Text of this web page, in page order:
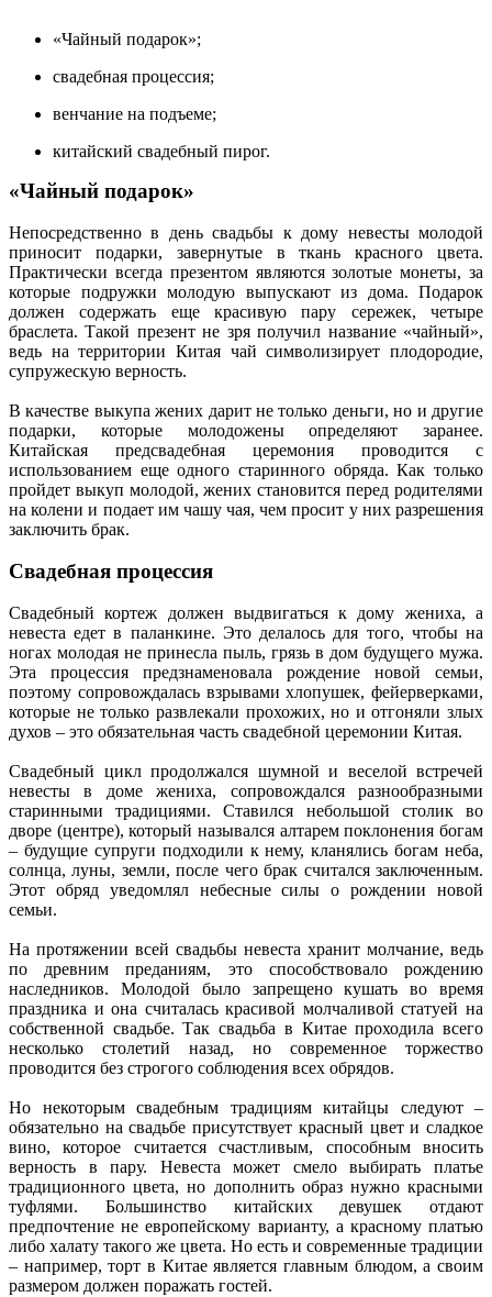
«Чайный подарок»;
свадебная процессия;
венчание на подъеме;
китайский свадебный пирог.
«Чайный подарок»
Непосредственно в день свадьбы к дому невесты молодой
приносит подарки, завернутые в ткань красного цвета.
Практически всегда презентом являются золотые монеты, за
которые подружки молодую выпускают из дома. Подарок
должен содержать еще красивую пару сережек, четыре
браслета. Такой презент не зря получил название «чайный»,
ведь на территории Китая чай символизирует плодородие,
супружескую верность.
В качестве выкупа жених дарит не только деньги, но и другие
подарки, которые молодожены определяют заранее.
Китайская предсвадебная церемония проводится с
использованием еще одного старинного обряда. Как только
пройдет выкуп молодой, жених становится перед родителями
на колени и подает им чашу чая, чем просит у них разрешения
заключить брак.
Свадебная процессия
Свадебный кортеж должен выдвигаться к дому жениха, а
невеста едет в паланкине. Это делалось для того, чтобы на
ногах молодая не принесла пыль, грязь в дом будущего мужа.
Эта процессия предзнаменовала рождение новой семьи,
поэтому сопровождалась взрывами хлопушек, фейерверками,
которые не только развлекали прохожих, но и отгоняли злых
духов – это обязательная часть свадебной церемонии Китая.
Свадебный цикл продолжался шумной и веселой встречей
невесты в доме жениха, сопровождался разнообразными
старинными традициями. Ставился небольшой столик во
дворе (центре), который назывался алтарем поклонения богам
– будущие супруги подходили к нему, кланялись богам неба,
солнца, луны, земли, после чего брак считался заключенным.
Этот обряд уведомлял небесные силы о рождении новой
семьи.
На протяжении всей свадьбы невеста хранит молчание, ведь
по древним преданиям, это способствовало рождению
наследников. Молодой было запрещено кушать во время
праздника и она считалась красивой молчаливой статуей на
собственной свадьбе. Так свадьба в Китае проходила всего
несколько столетий назад, но современное торжество
проводится без строгого соблюдения всех обрядов.
Но некоторым свадебным традициям китайцы следуют –
обязательно на свадьбе присутствует красный цвет и сладкое
вино, которое считается счастливым, способным вносить
верность в пару. Невеста может смело выбирать платье
традиционного цвета, но дополнить образ нужно красными
туфлями. Большинство китайских девушек отдают
предпочтение не европейскому варианту, а красному платью
либо халату такого же цвета. Но есть и современные традиции
– например, торт в Китае является главным блюдом, а своим
размером должен поражать гостей.